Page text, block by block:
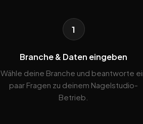
1
Branche & Daten eingeben
Wähle deine Branche und beantworte
paar Fragen zu deinem Nagelstudio-
Betrieb.